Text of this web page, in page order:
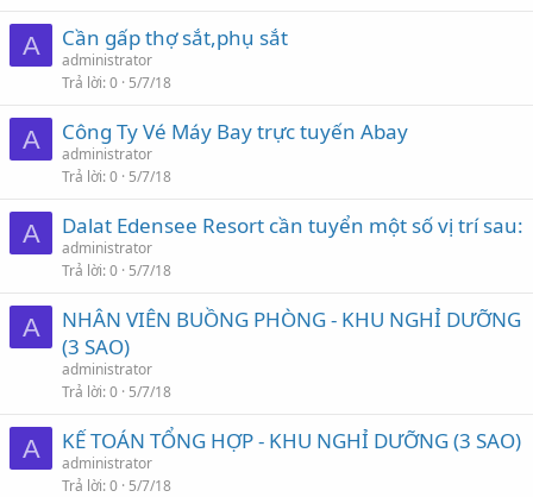
A Cần gấp thợ sắt,phụ sắt
administrator
Trả lời 0 5/7/18
A Công Ty Vé Máy Bay trực tuyến Abay
administrator
Trả lời 0 5/7/18
A Dalat Edensee Resort cần tuyển một số vị trí sau:
administrator
Trả lời 0 5/7/18
A
NHÂN VIÊN BUỒNG PHÒNG - KHU NGHỈ DƯỠNG
(3 SAO)
administrator
Trả lời 0 5/7/18
A KẾ TOÁN TỔNG HỢP - KHU NGHỈ DƯỠNG (3 SAO)
administrator
Trả lời 0 5/7/18